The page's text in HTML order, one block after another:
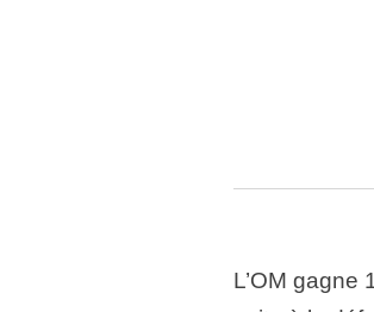
L’OM gagne